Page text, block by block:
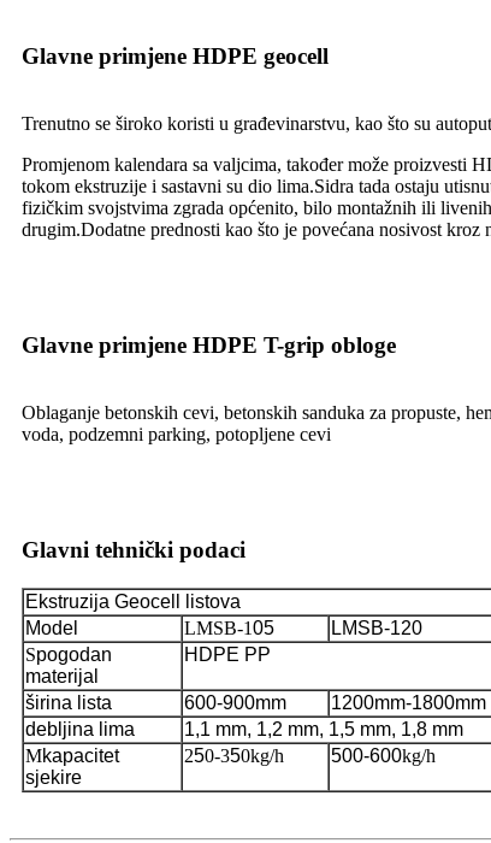
Glavne primjene HDPE geocell
Trenutno se široko koristi u građevinarstvu, kao što su
Promjenom kalendara sa valjcima, također može proizvesti
tokom ekstruzije i sastavni su dio lima.Sidra tada ostaju
fizičkim svojstvima zgrada općenito, bilo montažnih ili
drugim.Dodatne prednosti kao što je povećana nosivost
Glavne primjene HDPE T-grip obloge
Oblaganje betonskih cevi, betonskih sanduka za propuste,
voda, podzemni parking, potopljene cevi
Glavni tehnički podaci
Ekstruzija Geocell listova
Model
LMSB-105 LMSB-120
Spogodan
materijal
HDPE PP
širina lista 600-900mm 1200mm-1800mm
debljina lima
1,1 mm, 1,2 mm, 1,5 mm, 1,8 mm
Mkapacitet
sjekire
250-350kg/h 500-600kg/h